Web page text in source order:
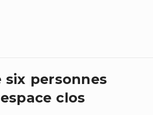
six personnes
clos